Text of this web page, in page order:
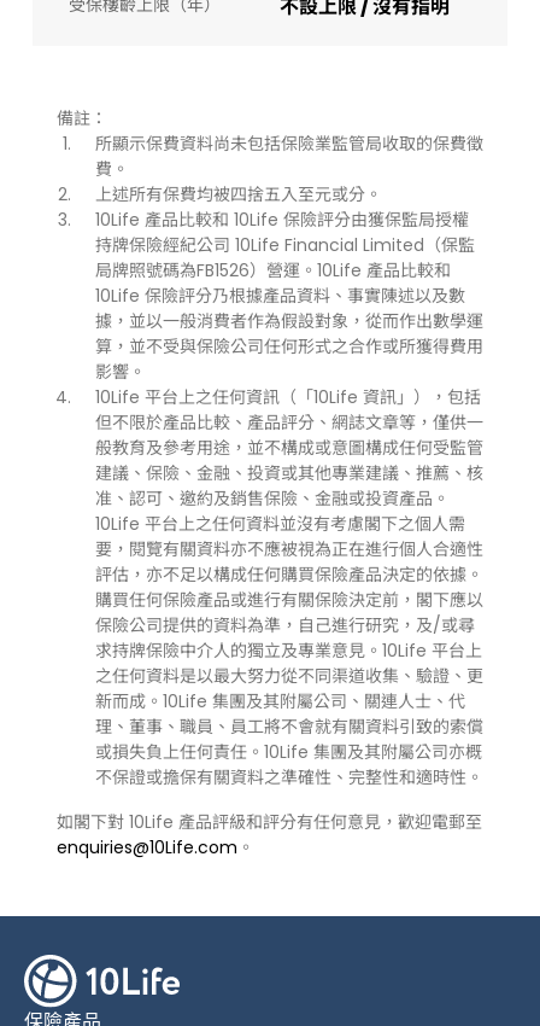
受保樓齡上限（年）​ 不設上限 / 沒有指明
備註：
所顯示保費資料尚未包括保險業監管局收取的保費徵
費。
上述所有保費均被四捨五入至元或分。
10Life 產品比較和 10Life 保險評分由獲保監局授權
持牌保險經紀公司 10Life Financial Limited（保監
局牌照號碼為FB1526）營運。10Life 產品比較和
10Life 保險評分乃根據產品資料、事實陳述以及數
據，並以一般消費者作為假設對象，從而作出數學運
算，並不受與保險公司任何形式之合作或所獲得費用
影響。
10Life 平台上之任何資訊（「10Life 資訊」），包括
但不限於產品比較、產品評分、網誌文章等，僅供一
般教育及參考用途，並不構成或意圖構成任何受監管
建議、保險、金融、投資或其他專業建議、推薦、核
准、認可、邀約及銷售保險、金融或投資產品。
10Life 平台上之任何資料並沒有考慮閣下之個人需
要，閱覽有關資料亦不應被視為正在進行個人合適性
評估，亦不足以構成任何購買保險產品決定的依據。
購買任何保險產品或進行有關保險決定前，閣下應以
保險公司提供的資料為準，自己進行研究，及/或尋
求持牌保險中介人的獨立及專業意見。10Life 平台上
之任何資料是以最大努力從不同渠道收集、驗證、更
新而成。10Life 集團及其附屬公司、關連人士、代
理、董事、職員、員工將不會就有關資料引致的索償
或損失負上任何責任。10Life 集團及其附屬公司亦概
不保證或擔保有關資料之準確性、完整性和適時性。
如閣下對 10Life 產品評級和評分有任何意見，歡迎電郵至
enquiries@10Life.com 。